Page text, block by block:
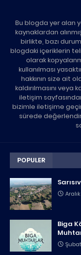
Bu blogda yer alan
kaynaklardan
birlikte, bazı
blogdaki içeriklerin
olarak
kullanılması
hakkının size ait
kaldırılmasını
iletişim
bizimle iletişime
sürede
POPULER
Biga